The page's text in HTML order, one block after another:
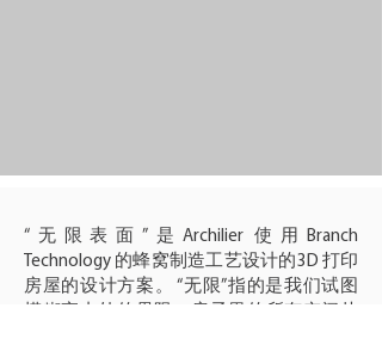
“无限表面”是Archilier 使用Branch
Technology 的蜂窝制造工艺设计的3D 打印
房屋的设计方案。 “无限”指的是我们试图